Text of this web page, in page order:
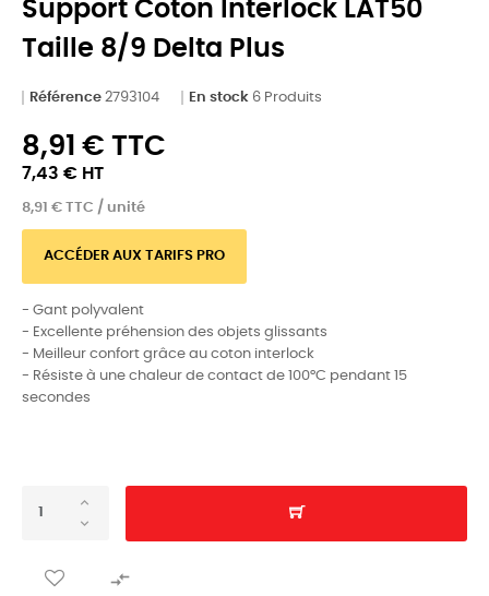
Support Coton Interlock LAT50
Taille 8/9 Delta Plus
Référence 2793104 En stock 6 Produits
8,91 € TTC
7,43 € HT
8,91 € TTC / unité
ACCÉDER AUX TARIFS PRO
- Gant polyvalent
- Excellente préhension des objets glissants
- Meilleur confort grâce au coton interlock
- Résiste à une chaleur de contact de 100°C pendant 15
secondes
